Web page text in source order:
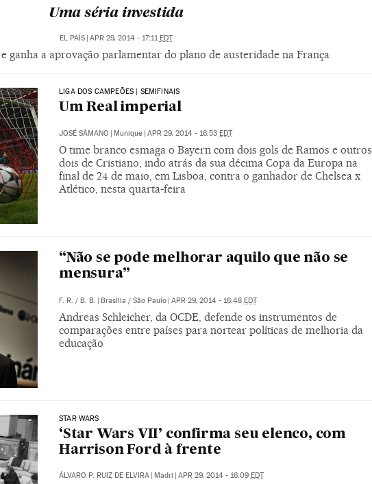
Uma séria investida
EL PAÍS | APR 29, 2014 - 17:11EDT
ganha a aprovação parlamentar do plano de austeridade na França
LIGA DOS CAMPEÕES | SEMIFINAIS
Um Real imperial
JOSÉ SÁMANO | Munique | APR 29, 2014 - 16:53 EDT
O time branco esmaga o Bayern com dois gols de Ramos e outros
dois de Cristiano, indo atrás da sua décima Copa da Europa na
final de 24 de maio, em Lisboa, contra o ganhador de Chelsea x
Atlético, nesta quarta-feira
“Não se pode melhorar aquilo que não se
mensura”
F. R. / B. B. | Brasilia / São Paulo | APR 29, 2014 - 16:48 EDT
Andreas Schleicher, da OCDE, defende os instrumentos de
comparações entre países para nortear políticas de melhoria da
educação
STAR WARS
‘Star Wars VII’ confirma seu elenco, com
Harrison Ford à frente
ÁLVARO P. RUIZ DE ELVIRA | Madri | APR 29, 2014 - 16:09 EDT